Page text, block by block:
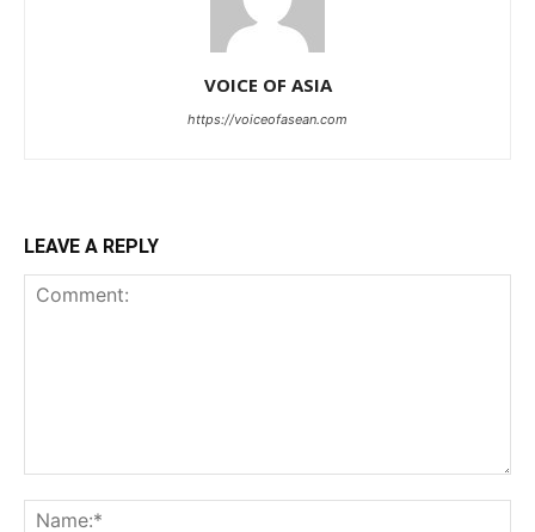
VOICE OF ASIA
https://voiceofasean.com
LEAVE A REPLY